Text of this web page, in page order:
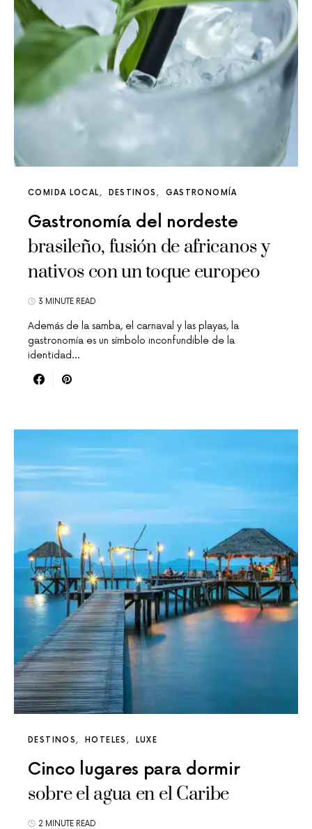
COMIDA LOCAL DESTINOS GASTRONOMÍA
Gastronomía del nordeste
brasileño, fusión de africanos y
nativos con un toque europeo
3 MINUTE READ
Además de la samba, el carnaval y las playas, la
gastronomía es un símbolo inconfundible de la
identidad…
DESTINOS HOTELES LUXE
Cinco lugares para dormir
sobre el agua en el Caribe
2 MINUTE READ